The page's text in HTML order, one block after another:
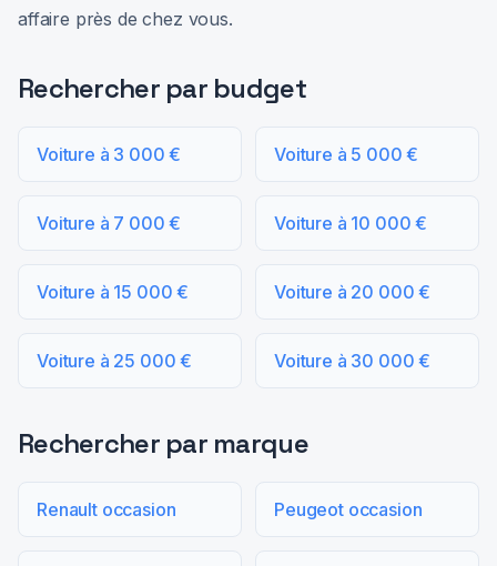
affaire près de chez vous.
Rechercher par budget
Voiture à 3 000 € Voiture à 5 000 €
Voiture à 7 000 € Voiture à 10 000 €
Voiture à 15 000 € Voiture à 20 000 €
Voiture à 25 000 € Voiture à 30 000 €
Rechercher par marque
Renault occasion Peugeot occasion